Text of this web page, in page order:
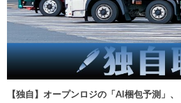
【独自】オープンロジの「AI梱包予測」